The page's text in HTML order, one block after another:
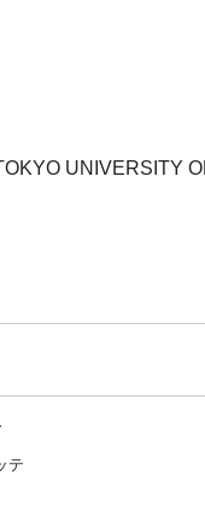
UNIVERSITY
テ